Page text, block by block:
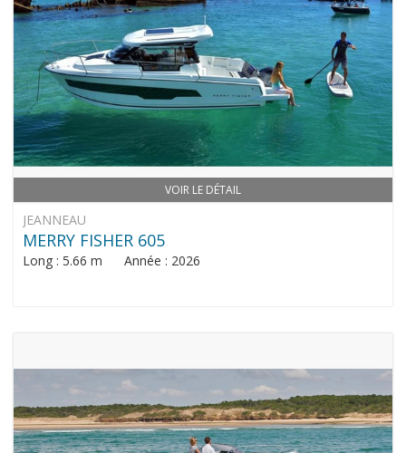
VOIR LE DÉTAIL
JEANNEAU
MERRY FISHER 605
Long : 5.66 m Année : 2026